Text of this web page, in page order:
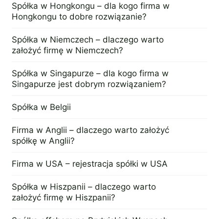
Czas założenia spółki wynosi około dwóch dni
Kapitał:
Brak kapitału minimalnego.
Dywidendy i Odsetki wypłacane nierezydentowi
VAT
Standardowa stawka wynosi 23% (obniżone mają
Inne podatki
Podatek od nieruchomości – lokalne władze
Opłata skarbowa – opłata skarbowa jest
Podatek od emisji tlenków węgla, jego wysokość
Spółka w Hongkongu – dla kogo firma w
Hongkongu to dobre rozwiązanie?
Spółka w Niemczech – dlaczego warto
założyć firmę w Niemczech?
Spółka w Singapurze – dla kogo firma w
Singapurze jest dobrym rozwiązaniem?
Spółka w Belgii
Firma w Anglii – dlaczego warto założyć
spółkę w Anglii?
Firma w USA – rejestracja spółki w USA
Spółka w Hiszpanii – dlaczego warto
założyć firmę w Hiszpanii?